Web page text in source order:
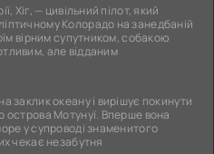
Хіг, — цивільний пілот, який
Колорадо на занедбаній
вірним супутником, собакою
але відданим
заклик океану і вирішує покинути
острова Мотунуї. Вперше вона
у супроводі знаменитого
чекає незабутня